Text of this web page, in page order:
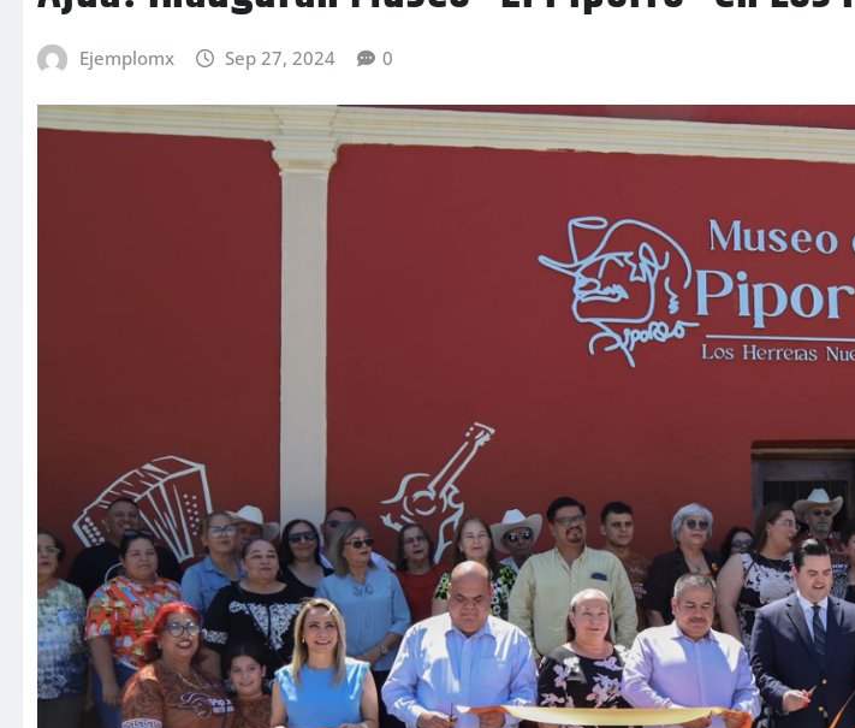
Ejemplomx Sep 27, 2024 0